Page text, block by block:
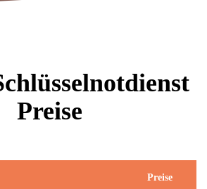
Preise
Preise